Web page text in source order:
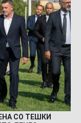
СО ТЕШКИ